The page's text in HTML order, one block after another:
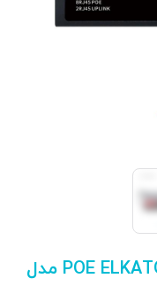
سوئیچ شبکه الکاتو 10 پورت POE ELKATO مدل